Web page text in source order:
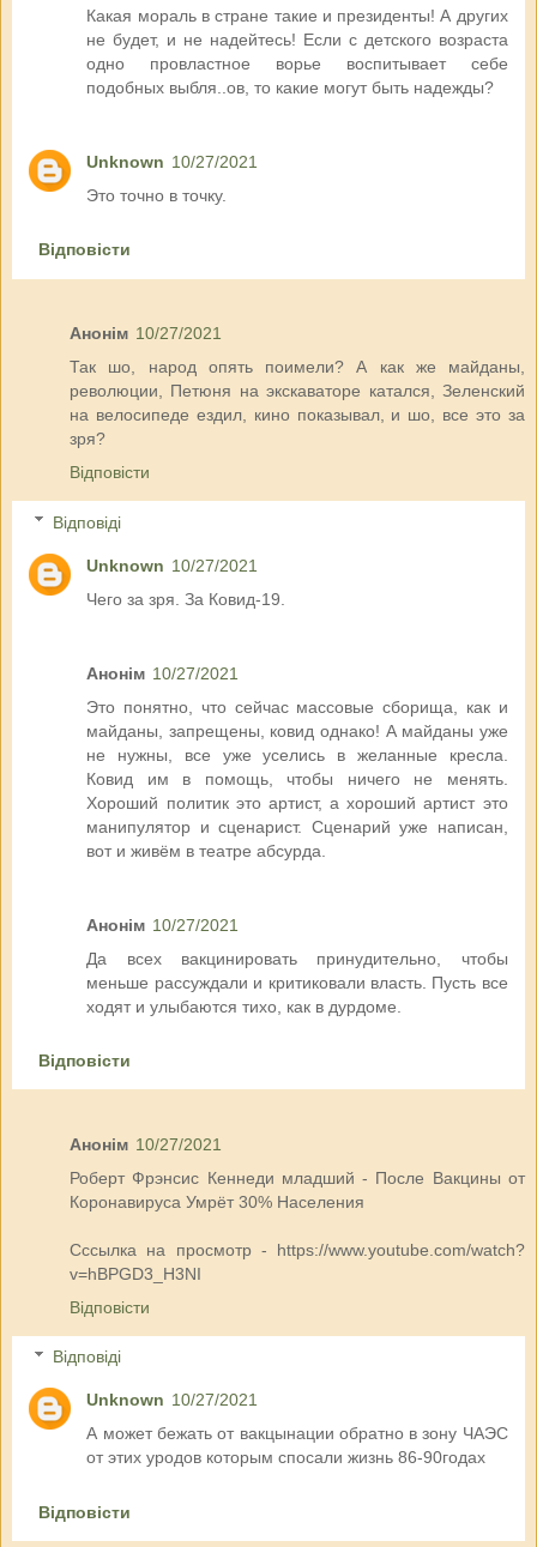
Какая мораль в стране такие и президенты! А других
не будет, и не надейтесь! Если с детского возраста
одно провластное ворье воспитывает себе
подобных выбля..ов, то какие могут быть надежды?
Unknown 10/27/2021
Это точно в точку.
Відповісти
Анонім 10/27/2021
Так шо, народ опять поимели? А как же майданы,
революции, Петюня на экскаваторе катался, Зеленский
на велосипеде ездил, кино показывал, и шо, все это за
зря?
Відповісти
Відповіді
Unknown 10/27/2021
Чего за зря. За Ковид-19.
Анонім 10/27/2021
Это понятно, что сейчас массовые сборища, как и
майданы, запрещены, ковид однако! А майданы уже
не нужны, все уже уселись в желанные кресла.
Ковид им в помощь, чтобы ничего не менять.
Хороший политик это артист, а хороший артист это
манипулятор и сценарист. Сценарий уже написан,
вот и живём в театре абсурда.
Анонім 10/27/2021
Да всех вакцинировать принудительно, чтобы
меньше рассуждали и критиковали власть. Пусть все
ходят и улыбаются тихо, как в дурдоме.
Відповісти
Анонім 10/27/2021
Роберт Фрэнсис Кеннеди младший - После Вакцины от
Коронавируса Умрёт 30% Населения
Сссылка на просмотр - https://www.youtube.com/watch?
v=hBPGD3_H3NI
Відповісти
Відповіді
Unknown 10/27/2021
А может бежать от вакцынации обратно в зону ЧАЭС
от этих уродов которым спосали жизнь 86-90годах
Відповісти